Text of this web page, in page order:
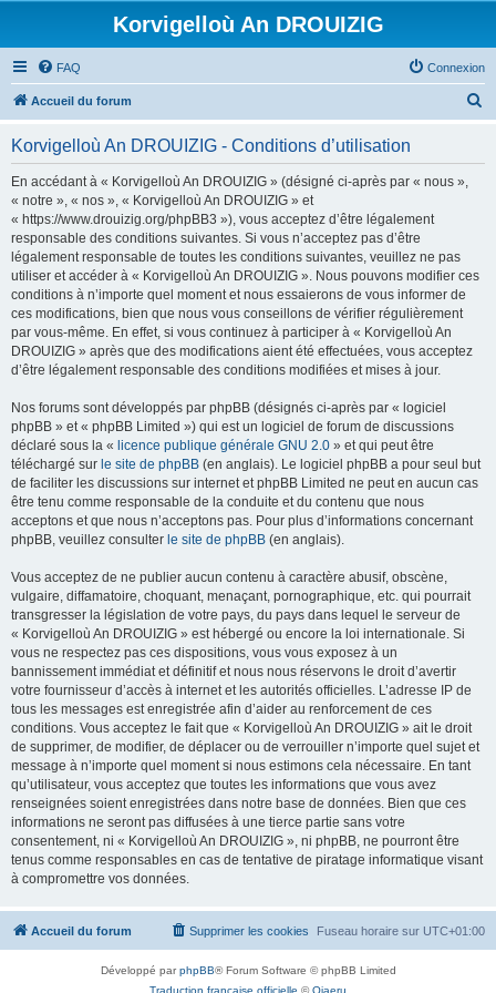
Korvigelloù An DROUIZIG
FAQ Connexion
Accueil du forum
Korvigelloù An DROUIZIG - Conditions d’utilisation
En accédant à « Korvigelloù An DROUIZIG » (désigné ci-après par « nous »,
« notre », « nos », « Korvigelloù An DROUIZIG » et
« https://www.drouizig.org/phpBB3 »), vous acceptez d’être légalement
responsable des conditions suivantes. Si vous n’acceptez pas d’être
légalement responsable de toutes les conditions suivantes, veuillez ne pas
utiliser et accéder à « Korvigelloù An DROUIZIG ». Nous pouvons modifier ces
conditions à n’importe quel moment et nous essaierons de vous informer de
ces modifications, bien que nous vous conseillons de vérifier régulièrement
par vous-même. En effet, si vous continuez à participer à « Korvigelloù An
DROUIZIG » après que des modifications aient été effectuées, vous acceptez
d’être légalement responsable des conditions modifiées et mises à jour.
Nos forums sont développés par phpBB (désignés ci-après par « logiciel
phpBB » et « phpBB Limited ») qui est un logiciel de forum de discussions
déclaré sous la « licence publique générale GNU 2.0 » et qui peut être
téléchargé sur le site de phpBB (en anglais). Le logiciel phpBB a pour seul but
de faciliter les discussions sur internet et phpBB Limited ne peut en aucun cas
être tenu comme responsable de la conduite et du contenu que nous
acceptons et que nous n’acceptons pas. Pour plus d’informations concernant
phpBB, veuillez consulter le site de phpBB (en anglais).
Vous acceptez de ne publier aucun contenu à caractère abusif, obscène,
vulgaire, diffamatoire, choquant, menaçant, pornographique, etc. qui pourrait
transgresser la législation de votre pays, du pays dans lequel le serveur de
« Korvigelloù An DROUIZIG » est hébergé ou encore la loi internationale. Si
vous ne respectez pas ces dispositions, vous vous exposez à un
bannissement immédiat et définitif et nous nous réservons le droit d’avertir
votre fournisseur d’accès à internet et les autorités officielles. L’adresse IP de
tous les messages est enregistrée afin d’aider au renforcement de ces
conditions. Vous acceptez le fait que « Korvigelloù An DROUIZIG » ait le droit
de supprimer, de modifier, de déplacer ou de verrouiller n’importe quel sujet et
message à n’importe quel moment si nous estimons cela nécessaire. En tant
qu’utilisateur, vous acceptez que toutes les informations que vous avez
renseignées soient enregistrées dans notre base de données. Bien que ces
informations ne seront pas diffusées à une tierce partie sans votre
consentement, ni « Korvigelloù An DROUIZIG », ni phpBB, ne pourront être
tenus comme responsables en cas de tentative de piratage informatique visant
à compromettre vos données.
Accueil du forum Fuseau horaire sur UTC+01:00
Supprimer les cookies
Développé parphpBB® Forum Software © phpBB Limited
Traduction française officielle ©Qiaeru